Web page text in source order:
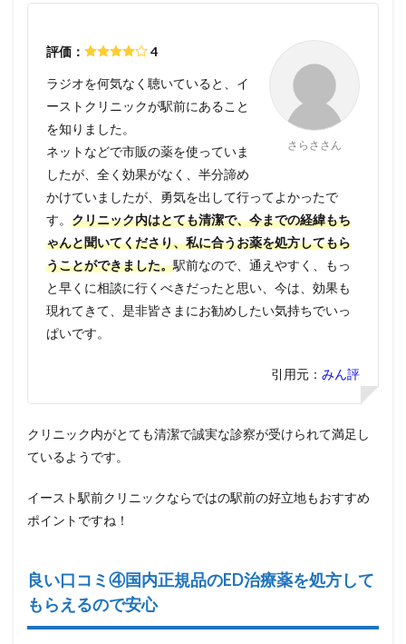
さらささん
評価： 4
ラジオを何気なく聴いていると、イ
ーストクリニックが駅前にあること
を知りました。
ネットなどで市販の薬を使っていま
したが、全く効果がなく、半分諦め
かけていましたが、勇気を出して行ってよかったで
す。 クリニック内はとても清潔で、今までの経緯もち
ゃんと聞いてくださり、私に合うお薬を処方してもら
うことができました。駅前なので、通えやすく、もっ
と早くに相談に行くべきだったと思い、今は、効果も
現れてきて、是非皆さまにお勧めしたい気持ちでいっ
ぱいです。
引用元： みん評
クリニック内がとても清潔で誠実な診察が受けられて満足し
ているようです。
イースト駅前クリニックならではの駅前の好立地もおすすめ
ポイントですね！
良い口コミ④国内正規品のED治療薬を処方して
もらえるので安心